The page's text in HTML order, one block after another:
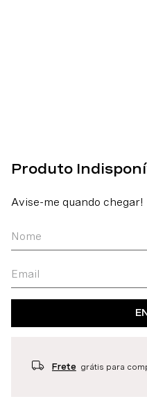
Frete grátis para